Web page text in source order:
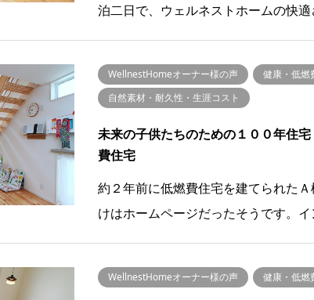
泊二日で、ウェルネストホームの快
WellnestHomeオーナー様の声 健康・低燃
自然素材・耐久性・生涯コスト
未来の子供たちのための１００年住
費住宅
約２年前に低燃費住宅を建てられた
けはホームページだったそうです。
WellnestHomeオーナー様の声 健康・低燃